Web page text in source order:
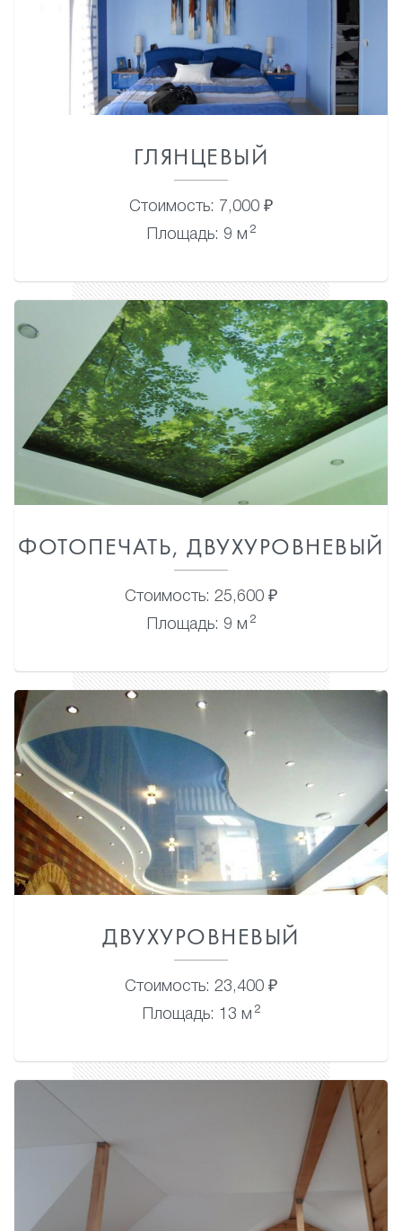
ГЛЯНЦЕВЫЙ
Стоимость: 7,000 ₽
Площадь: 9 м 2
ФОТОПЕЧАТЬ, ДВУХУРОВНЕВЫЙ
Стоимость: 25,600 ₽
Площадь: 9 м 2
ДВУХУРОВНЕВЫЙ
Стоимость: 23,400 ₽
Площадь: 13 м 2